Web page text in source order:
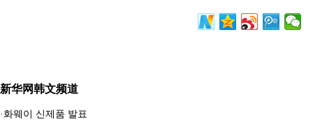
新华网韩文频道
·화웨이 신제품 발표